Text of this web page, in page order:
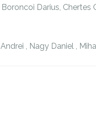
Darius, Chertes
, Nagy Daniel ,